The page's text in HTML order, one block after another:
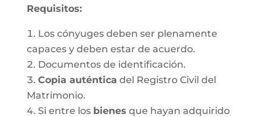
Requisitos:
Los cónyuges deben ser plenamente
capaces y deben estar de acuerdo.
Documentos de identificación.
Copia auténtica del Registro Civil del
Matrimonio.
Si entre los bienes que hayan adquirido